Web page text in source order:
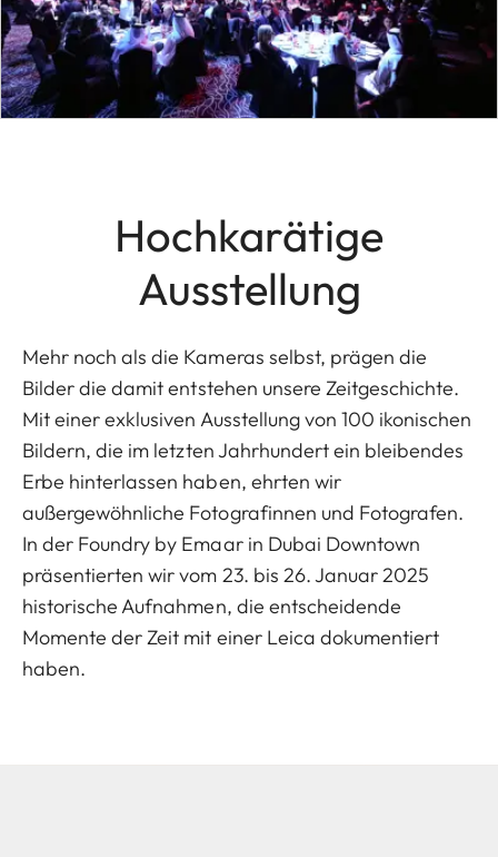
Hochkarätige
Ausstellung
Mehr noch als die Kameras selbst, prägen die
Bilder die damit entstehen unsere Zeitgeschichte.
Mit einer exklusiven Ausstellung von 100 ikonischen
Bildern, die im letzten Jahrhundert ein bleibendes
Erbe hinterlassen haben, ehrten wir
außergewöhnliche Fotografinnen und Fotografen.
In der Foundry by Emaar in Dubai Downtown
präsentierten wir vom 23. bis 26. Januar 2025
historische Aufnahmen, die entscheidende
Momente der Zeit mit einer Leica dokumentiert
haben.